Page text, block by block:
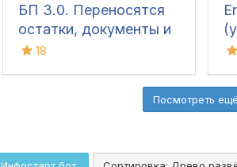
БП 3.0. Переносятся
остатки, документы и
справочники
18
Посмотреть ещё